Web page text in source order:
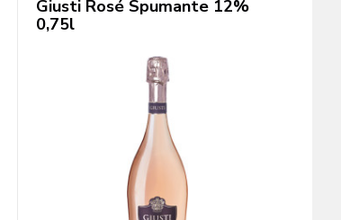
Giusti Rosé Spumante 12%
0,75l